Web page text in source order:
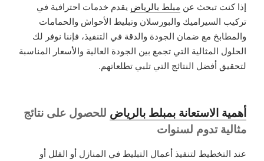
إذا كنت تبحث عن مبلط بالرياض يقدم خدمات احترافية في
تركيب السيراميك والبورسلان وتبليط الأحواش والحمامات
والمطابخ مع ضمان الجودة والدقة في التنفيذ، فإننا نوفر لك
الحلول المثالية التي تجمع بين الجودة العالية والأسعار المناسبة
لتحقيق أفضل النتائج التي تلبي تطلعاتهم.
أهمية الاستعانة بمبلط بالرياض للحصول على نتائج
مثالية تدوم لسنوات
عند التخطيط لتنفيذ أعمال التبليط في المنازل أو الفلل أو